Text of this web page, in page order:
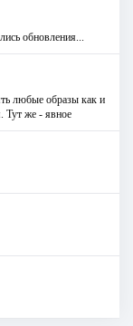
обновления...
любые образы как и
Тут же - явное